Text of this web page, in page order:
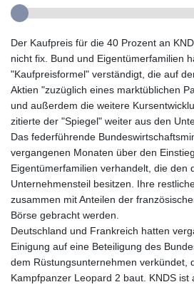
Der Kaufpreis für die 40 Prozent an
nicht fix. Bund und Eigentümerfamilien
"Kaufpreisformel" verständigt, die auf
Aktien "zuzüglich eines marktüblichen
und außerdem die weitere
zitierte der "Spiegel" weiter aus den
Das federführende
vergangenen Monaten über den
Eigentümerfamilien verhandelt, die den
Unternehmensteil besitzen. Ihre
zusammen mit Anteilen der
Börse gebracht werden.
Deutschland und Frankreich hatten
Einigung auf eine Beteiligung des
dem Rüstungsunternehmen verkündet,
Kampfpanzer Leopard 2 baut. KNDS ist